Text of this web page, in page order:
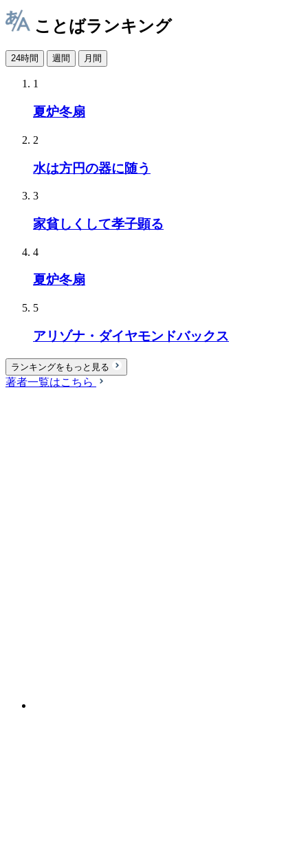
ことばランキング
24時間 週間 月間
1
夏炉冬扇
2
水は方円の器に随う
3
家貧しくして孝子顕る
4
夏炉冬扇
5
アリゾナ・ダイヤモンドバックス
ランキングをもっと見る
著者一覧はこちら